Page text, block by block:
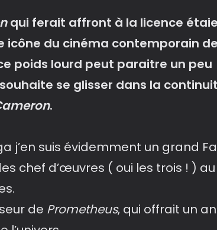
qui ferait affront à la licence
icône du cinéma contemporain de
poids lourd peut paraitre un peu
se glisser dans la
.
j’en suis évidemment un grand
chef d’œuvres ( oui les trois ! ) au
de Prometheus, qui offrait un